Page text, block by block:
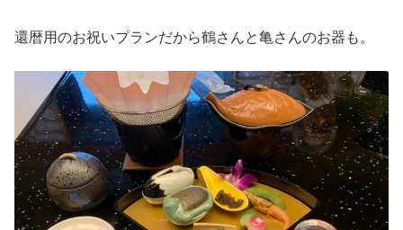
還暦用のお祝いプランだから鶴さんと亀さんのお器も。